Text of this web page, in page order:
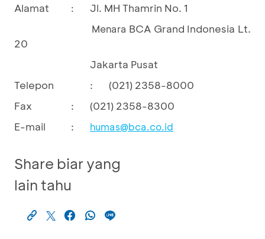
Alamat
: Jl. MH Thamrin No. 1
Menara BCA Grand Indonesia Lt.
20
Jakarta Pusat
Telepon
:
(021) 2358-8000
Fax
:
(021) 2358-8300
E-mail
: humas@bca.co.id
Share biar yang
lain tahu